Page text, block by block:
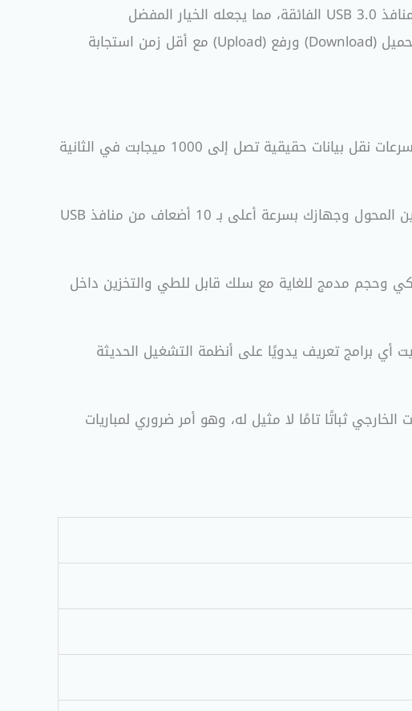
العملاقة بدعمه الكامل لسرعات الجيجابت الخارقة ومنافذ USB 3.0 الفائقة، مما يجعله الخيار المفضل
للمهندسين، المبرمجين، صنّاع المحتوى، وعشاق ألعاب الأونلاين في مصر الذين يبحثون عن أقصى سرعة تحميل (Download) ورفع (Upload) مع أقل زمن استجابة
يمنحك المحول منفذ RJ45 يدعم سرعات نقل بيانات حقيقية تصل إلى 1000 ميجابت في الثانية
مجهز بمنفذ USB 3.0 فائق السرعة، والذي يضمن نقل البيانات بين المحول وجهازك بسرعة أعلى بـ 10 أضعاف من منافذ USB
وحجم مدمج للغاية مع سلك قابل للطي والتخزين داخل
أي برامج تعريف يدويًا على أنظمة التشغيل الحديثة
ثباتًا تامًا لا مثيل له، وهو أمر ضروري لمباريات